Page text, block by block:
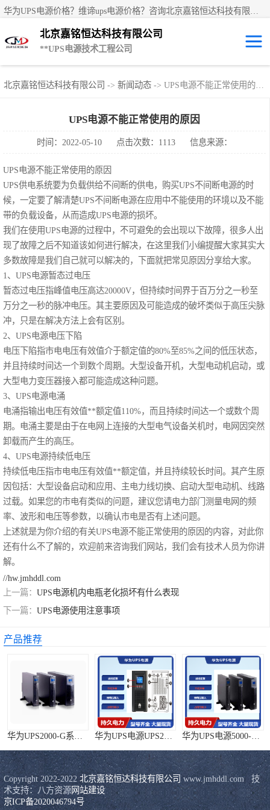
北京嘉铭恒达科技有限公司
**UPS电源技术工程公司
北京嘉铭恒达科技有限公司 -> 新闻动态 -> UPS电源不能正常使用的原因
UPS电源不能正常使用的原因
时间：2022-05-10 点击次数：1113 信息来源：
UPS电源不能正常使用的原因
UPS供电系统要为负载供给不间断的供电，购买UPS不间断电源的时
候，一定要了解清楚UPS不间断电源在应用中不能使用的环境以及不能
带的负载设备，从而造成UPS电源的损坏。
我们在使用UPS电源的过程中，不可避免的会出现以下故障，很多人出
现了故障之后不知道该如何进行解决，在这里我们小编提醒大家其实大
多数故障是我们自己就可以解决的，下面就把常见原因分享给大家。
1、UPS电源暂态过电压
暂态过电压指峰值电压高达20000V，但持续时间界于百万分之一秒至
万分之一秒的脉冲电压。其主要原因及可能造成的破坏类似于高压尖脉
冲，只是在解决方法上会有区别。
2、UPS电源电压下陷
电压下陷指市电电压有效值介于额定值的80%至85%之间的低压状态，
并且持续时间达一个到数个周期。大型设备开机，大型电动机启动，或
大型电力变压器接入都可能造成这种问题。
3、UPS电源电涌
电涌指输出电压有效值**额定值110%，而且持续时间达一个或数个周
期。电涌主要是由于在电网上连接的大型电气设备关机时，电网因突然
卸载而产生的高压。
4、UPS电源持续低电压
持续低电压指市电电压有效值**额定值，并且持续较长时间。其产生原
因包括：大型设备启动和应用、主电力线切换、启动大型电动机、线路
过载。如果您的市电有类似的问题，建议您请电力部门测量电网的频
率、波形和电压等参数，以确认市电是否有上述问题。
上述就是为你介绍的有关UPS电源不能正常使用的原因的内容，对此你
还有什么不了解的，欢迎前来咨询我们网站，我们会有技术人员为你讲
解。
//hw.jmhddl.com
上一篇： UPS电源机内电瓶老化损坏有什么表现
下一篇： UPS电源使用注意事项
产品推荐
Copyright 2022-2022 北京嘉铭恒达科技有限公司 www.jmhddl.com   技
术支持：八方资源网站建设
京ICP备2020046794号
华为UPS电源
华为UPS2000-A
系列 (1-3kVA )
华为UPS2000-A
系列 (6-10kVA )
华为UPS2000-G
系列 (1-3kVA )
华为UPS2000-G
系列 (6-20kVA )
华为UPS5000-A
系列 (30-120kVA
)
华为UPS5000-E
系列 (25-75kVA)
华为UPS5000-E
系列 (25-
125kVA)
华为UPS5000-E
系列 (50-
800kVA)
华为FusionPower
系列
（1200kVA）
维谛UPS电源